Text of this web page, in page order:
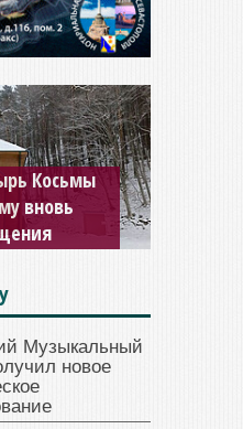
Косьмы
вновь
Музыкальный
новое